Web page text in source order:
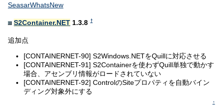
SeasarWhatsNew
S2Container.NET 1.3.8 †
追加点
[CONTAINERNET-90] S2Windows.NETをQuillに対応させる
[CONTAINERNET-91] S2Containerを使わずQuill単独で動かす
場合、アセンブリ情報がロードされていない
[CONTAINERNET-92] ControlのSiteプロパティを自動バイン
ディング対象外にする
↑